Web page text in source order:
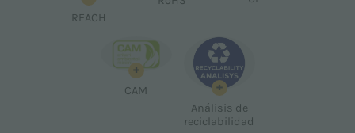
REACH
+
CAM
+
Análisis de
reciclabilidad